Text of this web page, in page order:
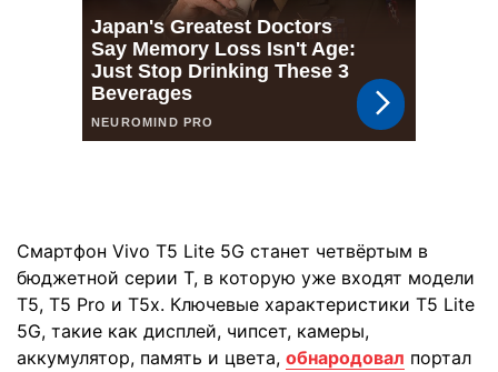
Смартфон Vivo T5 Lite 5G станет четвёртым в
бюджетной серии T, в которую уже входят модели
T5, T5 Pro и T5x. Ключевые характеристики T5 Lite
5G, такие как дисплей, чипсет, камеры,
аккумулятор, память и цвета, обнародовал портал